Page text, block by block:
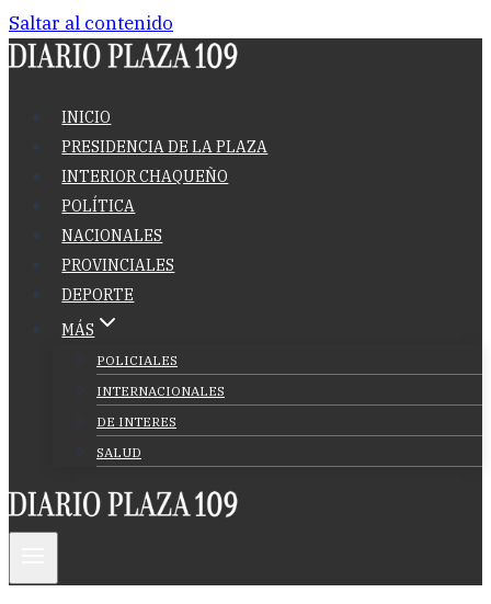
Saltar al contenido
INICIO
PRESIDENCIA DE LA PLAZA
INTERIOR CHAQUEÑO
POLÍTICA
NACIONALES
PROVINCIALES
DEPORTE
MÁS
POLICIALES
INTERNACIONALES
DE INTERES
SALUD